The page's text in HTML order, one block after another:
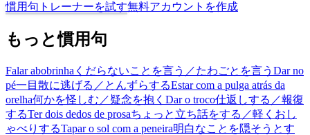
慣用句トレーナーを試す無料アカウントを作成
もっと慣用句
Falar abobrinha くだらないことを言う／たわごとを言う Dar no
pé一目散に逃げる／とんずらするEstar com a pulga atrás da
orelha何かを怪しむ／疑念を抱く Dar o troco仕返しする／報復
するTer dois dedos de prosaちょっと立ち話をする／軽くおし
ゃべりするTapar o sol com a peneira明白なことを隠そうとす